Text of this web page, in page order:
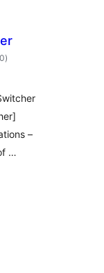
कुल
रेटिङ्गहरू
)
–
…